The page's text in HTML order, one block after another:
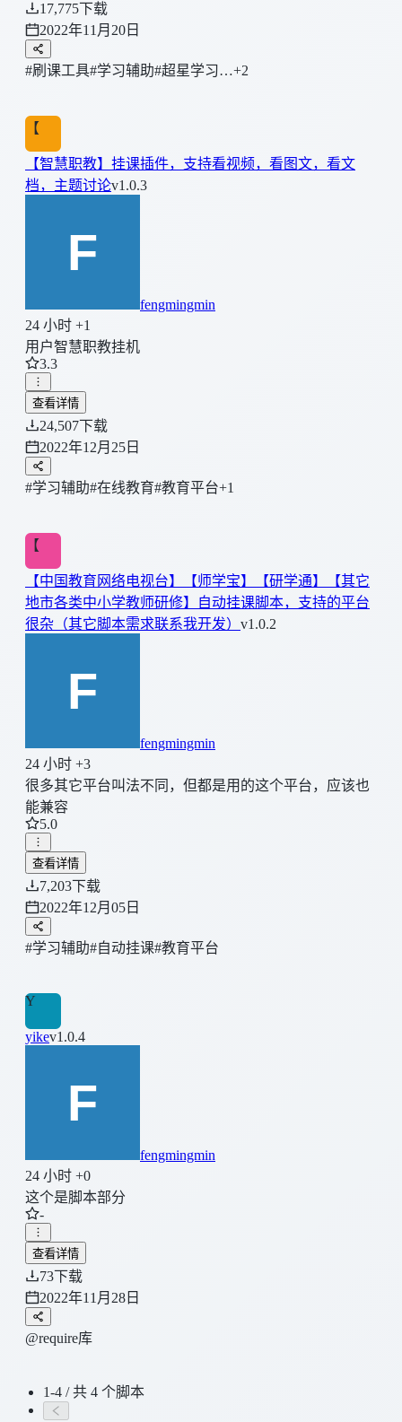
17,775下载
2022年11月20日
#刷课工具#学习辅助#超星学习…+2
【
【智慧职教】挂课插件，支持看视频，看图文，看文
档，主题讨论v1.0.3
fengmingmin
24 小时 +1
用户智慧职教挂机
3.3
查看详情
24,507下载
2022年12月25日
#学习辅助#在线教育#教育平台+1
【
【中国教育网络电视台】【师学宝】【研学通】【其它
地市各类中小学教师研修】自动挂课脚本，支持的平台
很杂（其它脚本需求联系我开发） v1.0.2
fengmingmin
24 小时 +3
很多其它平台叫法不同，但都是用的这个平台，应该也
能兼容
5.0
查看详情
7,203下载
2022年12月05日
#学习辅助#自动挂课#教育平台
Y
yikev1.0.4
fengmingmin
24 小时 +0
这个是脚本部分
-
查看详情
73下载
2022年11月28日
@require库
1-4 / 共 4 个脚本